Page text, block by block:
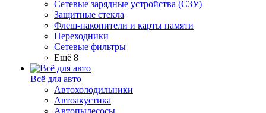
Сетевые зарядные устройства (СЗУ)
Защитные стекла
Флеш-накопители и карты памяти
Переходники
Сетевые фильтры
Ещё 8
Всё для авто
Автохолодильники
Автоакустика
Автопылесосы